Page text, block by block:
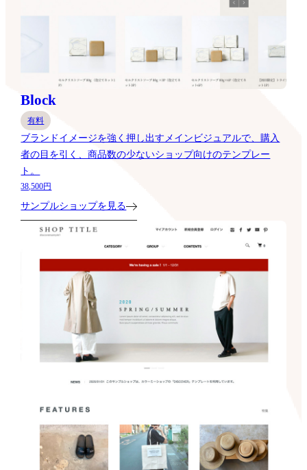
Block
有料
ブランドイメージを強く押し出すメインビジュアルで、購入
者の目を引く、商品数の少ないショップ向けのテンプレー
ト。
38,500円
サンプルショップを見る